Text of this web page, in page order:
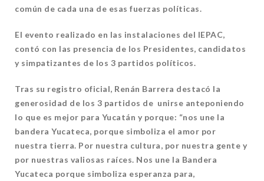
común de cada una de esas fuerzas políticas.
El evento realizado en las instalaciones del IEPAC,
contó con las presencia de los Presidentes, candidatos
y simpatizantes de los 3 partidos políticos.
Tras su registro oficial, Renán Barrera destacó la
generosidad de los 3 partidos de unirse anteponiendo
lo que es mejor para Yucatán y porque: “nos une la
bandera Yucateca, porque simboliza el amor por
nuestra tierra. Por nuestra cultura, por nuestra gente y
por nuestras valiosas raíces. Nos une la Bandera
Yucateca porque simboliza esperanza para,